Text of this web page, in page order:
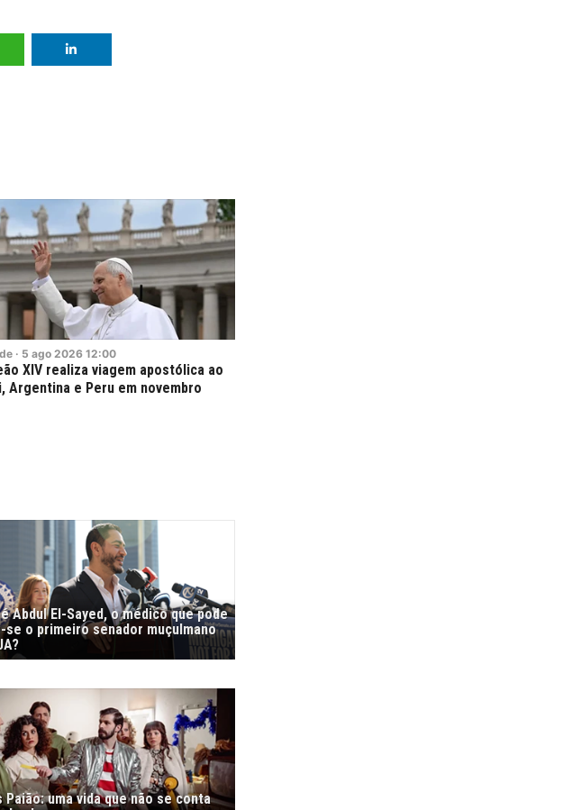
· 5 ago 2026 12:00
XIV realiza viagem apostólica ao
Argentina e Peru em novembro
Abdul El-Sayed, o médico que pode
se o primeiro senador muçulmano
Paião: uma vida que não se conta